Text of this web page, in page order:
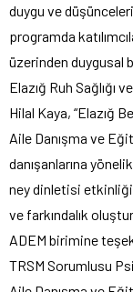
duygu ve
programda
üzerinden duygusal
Elazığ Ruh Sağlığı
Hilal Kaya, “Elazığ
Aile Danışma ve
danışanlarına
ney dinletisi
ve farkındalık
ADEM birimine
TRSM Sorumlusu